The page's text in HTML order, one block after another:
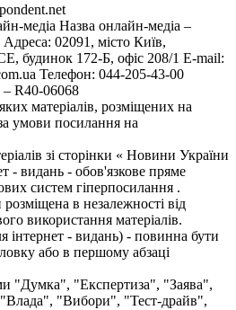
медіа Назва онлайн-медіа –
02091, місто Київ,
172-Б, офіс 208/1 E-mail:
Телефон: 044-205-43-00
– R40-06068
матеріалів, розміщених на
умови посилання на
зі сторінки « Новини України
- видань - обов'язкове пряме
систем гіперпосилання .
в незалежності від
використання матеріалів.
інтернет - видань) - повинна бути
або в першому абзаці
"Думка", "Експертиза", "Заява",
"Вибори", "Тест-драйв",